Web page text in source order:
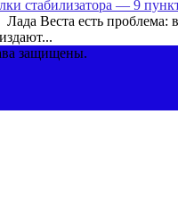
стабилизатора — 9
Веста есть проблема:
защищены.